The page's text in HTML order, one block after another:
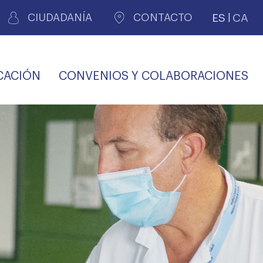
CIUDADANÍA CONTACTO ES CA
MÉDICOS POR
PERITAJE
JUDICIAL
CONVENIOS Y COLABORACIONES
COLEGIALES
PERSONAL LABORAL
COMLL
SALUD Y APOYO AL
MÉDICO
AGENCIA DE
VIDA
PROFESIONAL
OFERTAS Y
PREMIOS Y BECAS TRANSPARENCIA
RECETAS
privada
TRÁMITES CONSULTA
MÉDICA